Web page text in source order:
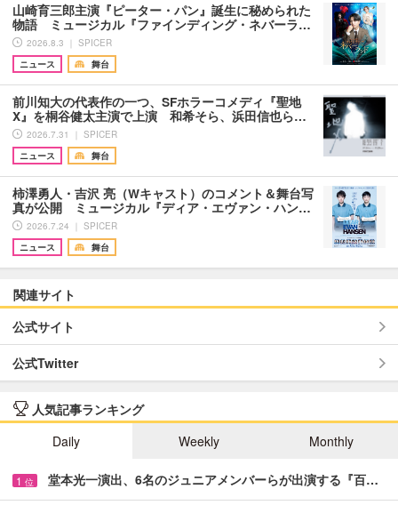
山崎育三郎主演『ピーター・パン』誕生に秘められた
物語 ミュージカル『ファインディング・ネバーラ…
2026.8.3 ｜ SPICER
ニュース
舞台
前川知大の代表作の一つ、SFホラーコメディ『聖地
X』を桐谷健太主演で上演 和希そら、浜田信也ら…
2026.7.31 ｜ SPICER
ニュース
舞台
柿澤勇人・吉沢 亮（Wキャスト）のコメント＆舞台写
真が公開 ミュージカル『ディア・エヴァン・ハン…
2026.7.24 ｜ SPICER
ニュース
舞台
関連サイト
公式サイト
公式Twitter
人気記事ランキング
Daily
Weekly Monthly
1 位 堂本光一演出、6名のジュニアメンバーらが出演する『百…